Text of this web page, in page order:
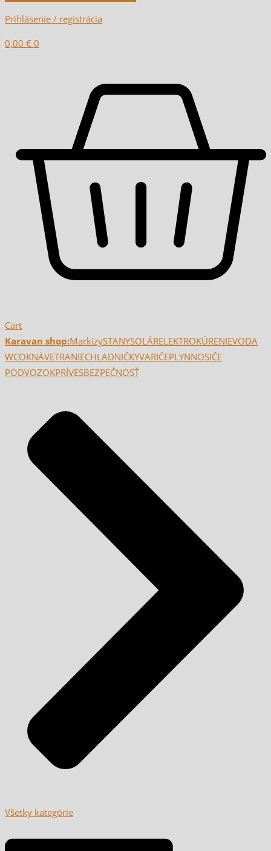
Prihlásenie / registrácia
0,00 € 0
Cart
Karavan shop:MarkízySTANYSOLÁRELEKTROKÚRENIEVODA
WCOKNÁVETRANIECHLADNIČKYVARIČEPLYNNOSIČE
PODVOZOKPRÍVESBEZPEČNOSŤ
Všetky kategórie